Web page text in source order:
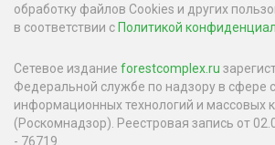
обработку файлов Cookies и других
в соответствии с Политикой
Сетевое издание forestcomplex.ru
Федеральной службе по надзору в сфере
информационных технологий и массовых
(Роскомнадзор). Реестровая запись от
- 76719.